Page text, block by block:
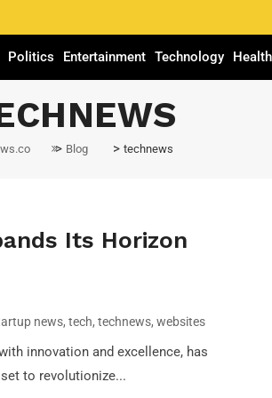
Politics Entertainment Technology Health
> Blog > technews
Its Horizon
news, tech, technews, websites
innovation and excellence, has
to revolutionize...